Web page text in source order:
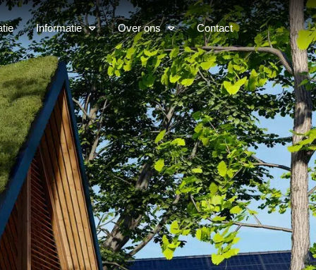
Informatie Over ons Contact